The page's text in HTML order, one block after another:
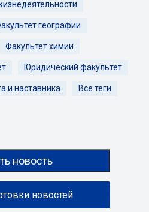
географии
Факультет химии
Юридический факультет
и наставника Все теги
новость
новостей